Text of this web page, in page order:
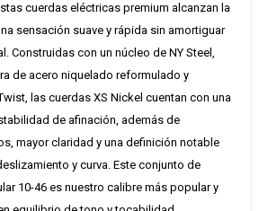
cuerdas eléctricas premium alcanzan la
sensación suave y rápida sin amortiguar
Construidas con un núcleo de NY Steel,
de acero niquelado reformulado y
las cuerdas XS Nickel cuentan con una
de afinación, además de
mayor claridad y una definición notable
y curva. Este conjunto de
10-46 es nuestro calibre más popular y